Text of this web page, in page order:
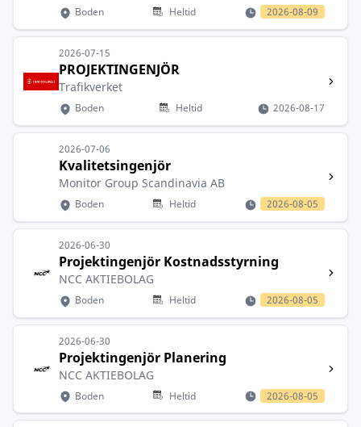
Boden Heltid 2026-08-09
2026-07-15
PROJEKTINGENJÖR
Trafikverket
Boden Heltid 2026-08-17
2026-07-06
Kvalitetsingenjör
Monitor Group Scandinavia AB
Boden Heltid 2026-08-05
2026-06-30
Projektingenjör Kostnadsstyrning
NCC AKTIEBOLAG
Boden Heltid 2026-08-05
2026-06-30
Projektingenjör Planering
NCC AKTIEBOLAG
Boden Heltid 2026-08-05